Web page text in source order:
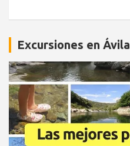
Excursiones en Ávila